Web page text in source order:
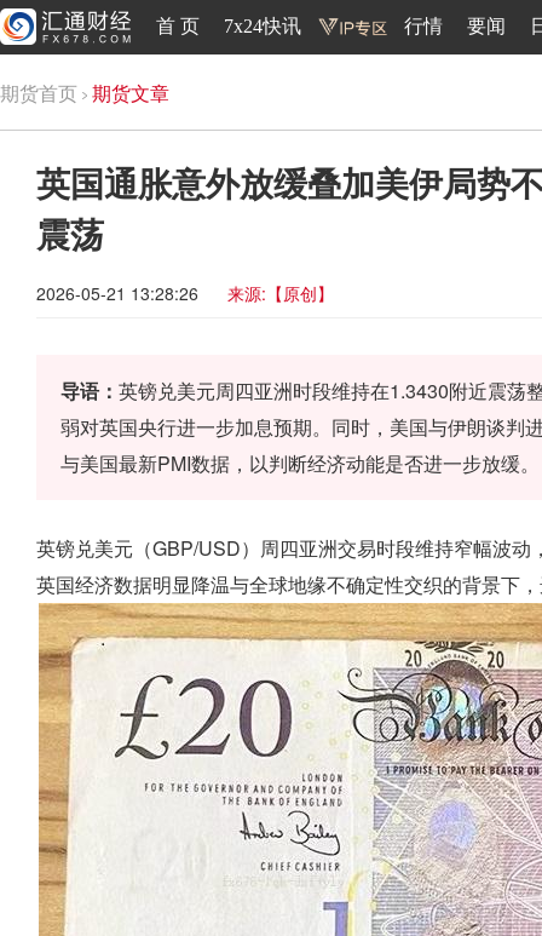
首 页 7x24快讯 行情 要闻
期货首页 期货文章
英国通胀意外放缓叠加美伊局势
震荡
2026-05-21 13:28:26 来源:【原创】
导语： 英镑兑美元周四亚洲时段维持在1.3430附近震荡
弱对英国央行进一步加息预期。同时，美国与伊朗谈判
与美国最新PMI数据，以判断经济动能是否进一步放缓。
英镑兑美元（GBP/USD）周四亚洲交易时段维持窄幅波
英国经济数据明显降温与全球地缘不确定性交织的背景下